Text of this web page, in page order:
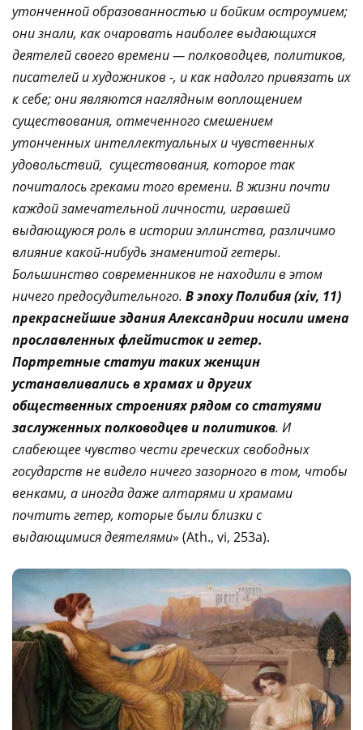
утонченной образованностью и бойким остроумием;
они знали, как очаровать наиболее выдающихся
деятелей своего времени — полководцев, политиков,
писателей и художников -, и как надолго привязать их
к себе; они являются наглядным воплощением
существования, отмеченного смешением
утонченных интеллектуальных и чувственных
удовольствий, существования, которое так
почиталось греками того времени. В жизни почти
каждой замечательной личности, игравшей
выдающуюся роль в истории эллинства, различимо
влияние какой-нибудь знаменитой гетеры.
Большинство современников не находили в этом
ничего предосудительного. В эпоху Полибия (xiv, 11)
прекраснейшие здания Александрии носили имена
прославленных флейтисток и гетер.
Портретные статуи таких женщин
устанавливались в храмах и других
общественных строениях рядом со статуями
заслуженных полководцев и политиков. И
слабеющее чувство чести греческих свободных
государств не видело ничего зазорного в том, чтобы
венками, а иногда даже алтарями и храмами
почтить гетер, которые были близки с
выдающимися деятелями» (Ath., vi, 253а).